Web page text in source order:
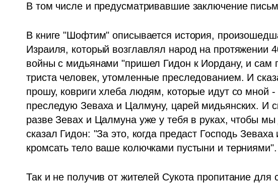
В том числе и предусматривавшие заключение
В книге "Шофтим" описывается история,
Израиля, который возглавлял народ на протяжении
войны с мидьянами "пришел Гидон к Иордану, и сам
триста человек, утомленные преследованием. И
прошу, ковриги хлеба людям, которые идут со мной
преследую Зеваха и Цалмуну, царей мидьянских. И
разве Зевах и Цалмуна уже у тебя в руках, чтобы
сказал Гидон: "За это, когда предаст Господь
кромсать тело ваше колючками пустыни и терниями".
Так и не получив от жителей Сукота пропитание для